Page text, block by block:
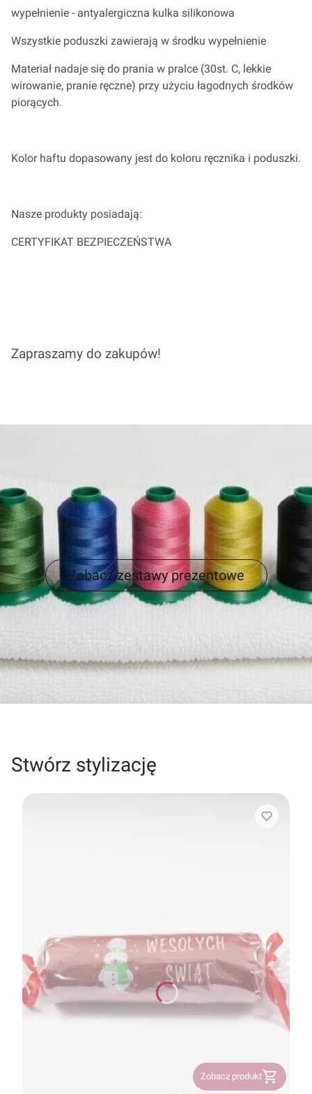
wypełnienie - antyalergiczna kulka silikonowa
Wszystkie poduszki zawierają w środku wypełnienie
Materiał nadaje się do prania w pralce (30st. C, lekkie
wirowanie, pranie ręczne) przy użyciu łagodnych środków
piorących.
Kolor haftu dopasowany jest do koloru ręcznika i poduszki.
Nasze produkty posiadają:
CERTYFIKAT BEZPIECZEŃSTWA
Zapraszamy do zakupów!
Zobacz zestawy prezentowe
Stwórz stylizację
Zobacz produkt